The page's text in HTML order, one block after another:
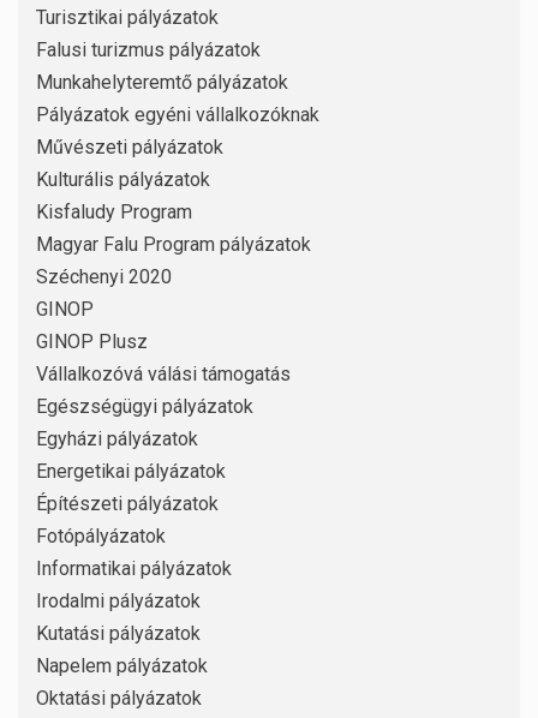
Turisztikai pályázatok
Falusi turizmus pályázatok
Munkahelyteremtő pályázatok
Pályázatok egyéni vállalkozóknak
Művészeti pályázatok
Kulturális pályázatok
Kisfaludy Program
Magyar Falu Program pályázatok
Széchenyi 2020
GINOP
GINOP Plusz
Vállalkozóvá válási támogatás
Egészségügyi pályázatok
Egyházi pályázatok
Energetikai pályázatok
Építészeti pályázatok
Fotópályázatok
Informatikai pályázatok
Irodalmi pályázatok
Kutatási pályázatok
Napelem pályázatok
Oktatási pályázatok